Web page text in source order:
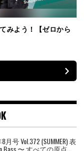
みよう！【ゼロから
号 Vol.372 (SUMMER) 表
Bass 〜 すべての原点、